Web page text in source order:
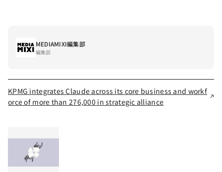
MEDIAMIXI編集部
編集部
KPMG integrates Claude across its core business and workf
orce of more than 276,000 in strategic alliance